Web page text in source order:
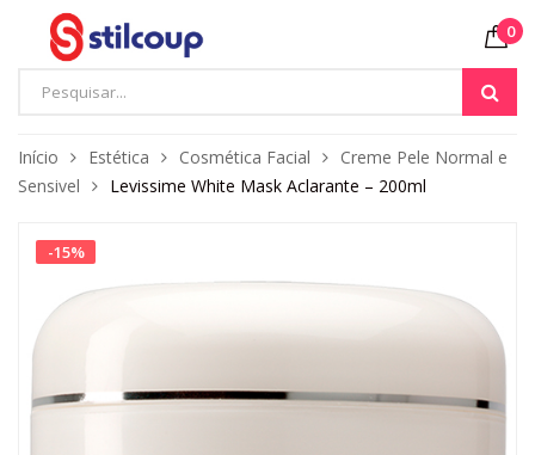
0
Início Estética Cosmética Facial
Creme Pele Normal e
Sensivel
Levissime White Mask Aclarante – 200ml
-15%